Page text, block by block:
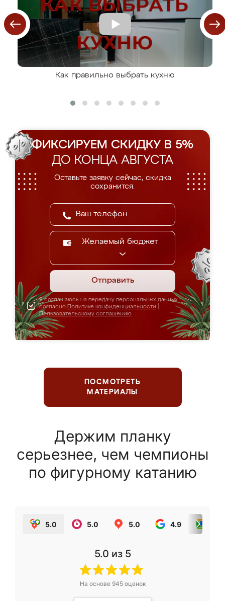
Как правильно выбрать кухню
ФИКСИРУЕМ СКИДКУ В 5%
ДО КОНЦА АВГУСТА
Оставьте заявку сейчас, скидка
сохранится.
Желаемый бюджет
Отправить
Я соглашаюсь на передачу персональных данных
согласно Политике конфиденциальности
Пользовательскому соглашению
ПОСМОТРЕТЬ
МАТЕРИАЛЫ
Держим планку
серьезнее, чем чемпионы
по фигурному катанию
5.0 5.0 5.0 4.9
5.0 из 5
На основе 945оценок